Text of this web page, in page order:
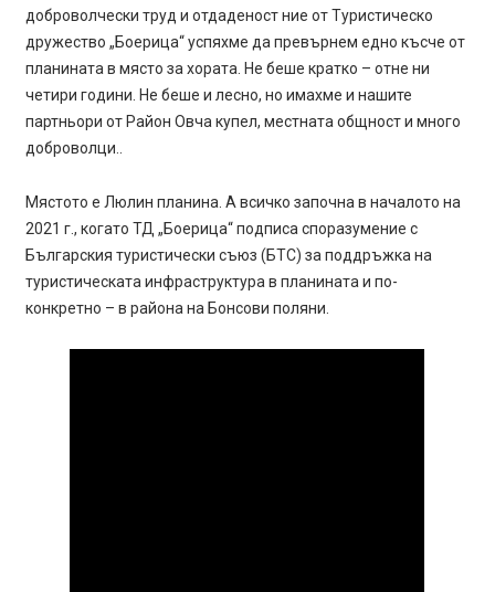
доброволчески труд и отдаденост ние от Туристическо
дружество „Боерица“ успяхме да превърнем едно късче от
планината в място за хората. Не беше кратко – отне ни
четири години. Не беше и лесно, но имахме и нашите
партньори от Район Овча купел, местната общност и много
доброволци..
Мястото е Люлин планина. А всичко започна в началото на
2021 г., когато ТД „Боерица“ подписа споразумение с
Българския туристически съюз (БТС) за поддръжка на
туристическата инфраструктура в планината и по-
конкретно – в района на Бонсови поляни.